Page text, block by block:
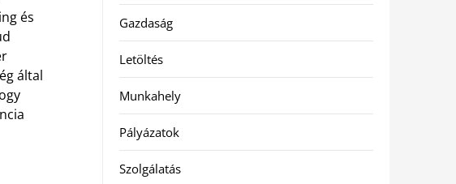
és
által
Gazdaság
Letöltés
Munkahely
Pályázatok
Szolgálatás